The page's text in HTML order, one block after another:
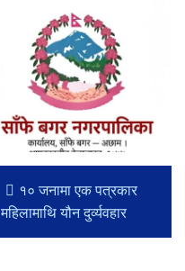
१० जनामा एक पत्रकार
महिलामाथि यौन दुर्व्यवहार